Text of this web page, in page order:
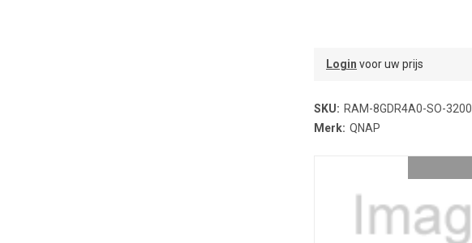
Login voor uw prijs
SKU: RAM-8GDR4A0-SO-3200
Merk: QNAP